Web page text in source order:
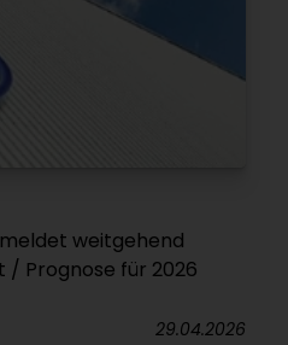
weitgehend
Prognose für 2026
29.04.2026